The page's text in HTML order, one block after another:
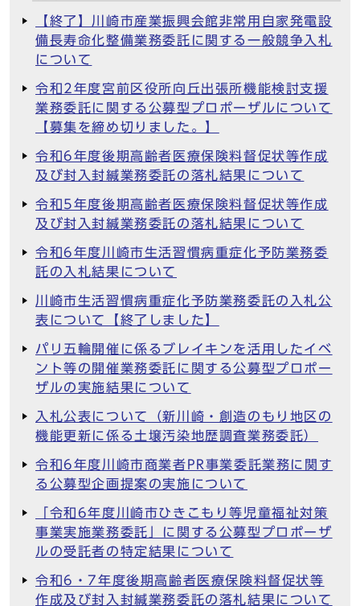
【終了】川崎市産業振興会館非常用自家発電設
備長寿命化整備業務委託に関する一般競争入札
について
令和2年度宮前区役所向丘出張所機能検討支援
業務委託に関する公募型プロポーザルについて
【募集を締め切りました。】
令和6年度後期高齢者医療保険料督促状等作成
及び封入封緘業務委託の落札結果について
令和5年度後期高齢者医療保険料督促状等作成
及び封入封緘業務委託の落札結果について
令和6年度川崎市生活習慣病重症化予防業務委
託の入札結果について
川崎市生活習慣病重症化予防業務委託の入札公
表について【終了しました】
パリ五輪開催に係るブレイキンを活用したイベ
ント等の開催業務委託に関する公募型プロポー
ザルの実施結果について
入札公表について（新川崎・創造のもり地区の
機能更新に係る土壌汚染地歴調査業務委託）
令和6年度川崎市商業者PR事業委託業務に関す
る公募型企画提案の実施について
「令和6年度川崎市ひきこもり等児童福祉対策
事業実施業務委託」に関する公募型プロポーザ
ルの受託者の特定結果について
令和6・7年度後期高齢者医療保険料督促状等
作成及び封入封緘業務委託の落札結果について